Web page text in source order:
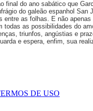
do ano sabático que
do galeão espanhol
as folhas. E não
as possibilidades do
triunfos, angústias e
e espera, enfim, sua
DE USO